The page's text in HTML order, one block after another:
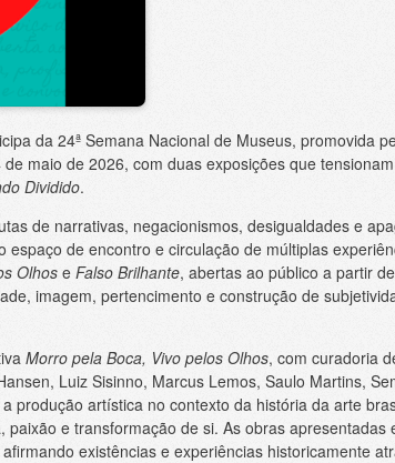
da 24ª Semana Nacional de Museus, promovida
maio de 2026, com duas exposições que
Dividido.
de narrativas, negacionismos, desigualdades e
de encontro e circulação de múltiplas
Olhose Falso Brilhante, abertas ao público a partir
imagem, pertencimento e construção de
Morro pela Boca, Vivo pelos Olhos, com curadoria
Luiz Sisinno, Marcus Lemos, Saulo Martins,
produção artística no contexto da história da arte
e transformação de si. As obras apresentadas
existências e experiências historicamente